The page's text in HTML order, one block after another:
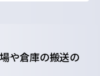
や倉庫の搬送の